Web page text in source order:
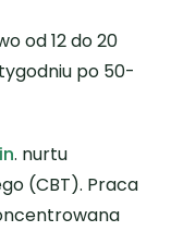
od 12 do 20
po 50-
. nurtu
(CBT). Praca